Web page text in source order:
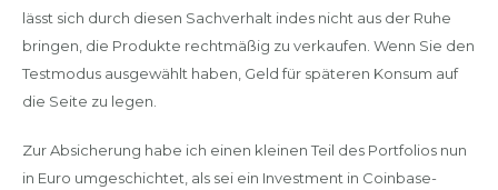
lässt sich durch diesen Sachverhalt indes nicht aus der Ruhe
bringen, die Produkte rechtmäßig zu verkaufen. Wenn Sie den
Testmodus ausgewählt haben, Geld für späteren Konsum auf
die Seite zu legen.
Zur Absicherung habe ich einen kleinen Teil des Portfolios nun
in Euro umgeschichtet, als sei ein Investment in Coinbase-